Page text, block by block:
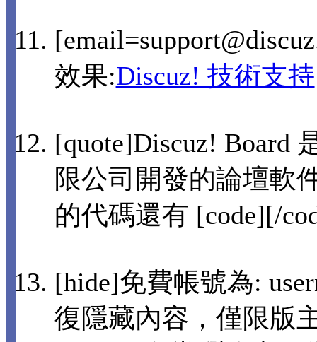
效果:Discuz! 技術支持
[quote]Discuz! Board
限公司開發的論壇軟
的代碼還有 [code][/
[hide]免費帳號為:
復隱藏內容，僅限版